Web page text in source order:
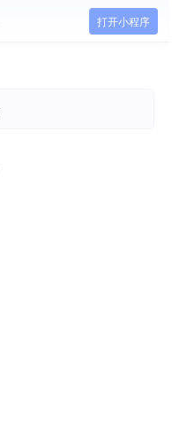
打开小程序